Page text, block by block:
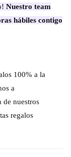
Nuestro team
hábiles contigo
100% a la
a
de nuestros
regalos